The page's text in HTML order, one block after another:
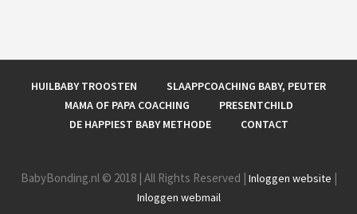
HUILBABY TROOSTEN
SLAAPPCOACHING BABY, PEUTER
MAMA OF PAPA COACHING
PRESENTCHILD
DE HAPPIEST BABY METHODE
CONTACT
BabyBonding.nl © 2018 | All Rights Reserved | Inloggen website |
Inloggen webmail